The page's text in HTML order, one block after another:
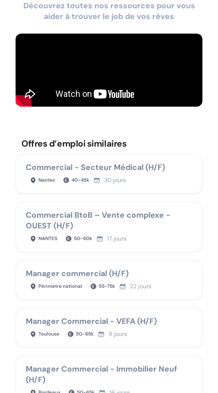
Découvrez toutes nos ressources pour vous
aider à trouver le job de vos rêves
Offres d’emploi similaires
Commercial - Secteur Médical (H/F)
Nantes 40-45k 30 jours
Commercial BtoB – Vente complexe -
OUEST (H/F)
NANTES 50-60k 17 jours
Manager commercial (H/F)
Périmètre national 55-75k 22 jours
Manager Commercial - VEFA (H/F)
Toulouse 50-65k 9 jours
Manager Commercial - Immobilier Neuf
(H/F)